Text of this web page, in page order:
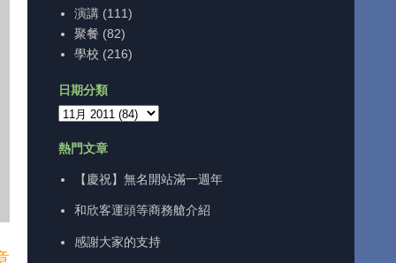
演講 (111)
聚餐 (82)
學校 (216)
日期分類
熱門文章
【慶祝】無名開站滿一週年
和欣客運頭等商務艙介紹
感謝大家的支持